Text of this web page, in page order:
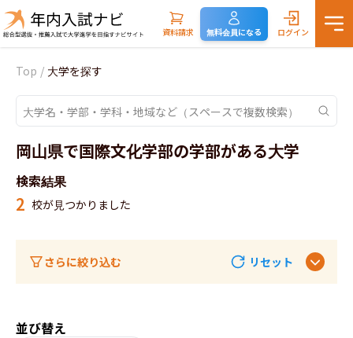
資料請求 無料会員になる ログイン
Top / 大学を探す
岡山県で国際文化学部の学部がある大学
検索結果
2 校が見つかりました
さらに絞り込む リセット
並び替え